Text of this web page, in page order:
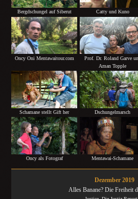
Bergdschungel auf Siberut Catty und Kuno
Oncy Oni Mentawaitour.com
Prof. Dr. Roland Garve
Aman Topple
Schamane stellt Gift her Dschungelmarsch
Oncy als Fotograf Mentawai-Schamane
Dezember 2019
Alles Banane? Die Freiheit